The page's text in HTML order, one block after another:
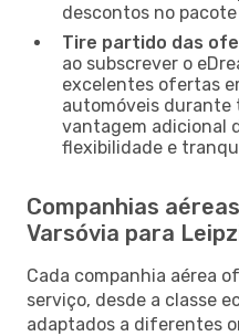
descontos no
Tire partido das
ao subscrever o
excelentes ofertas
automóveis durante
vantagem adicional
flexibilidade e
Companhias
Varsóvia para
Cada companhia aérea
serviço, desde a classe
adaptados a diferentes